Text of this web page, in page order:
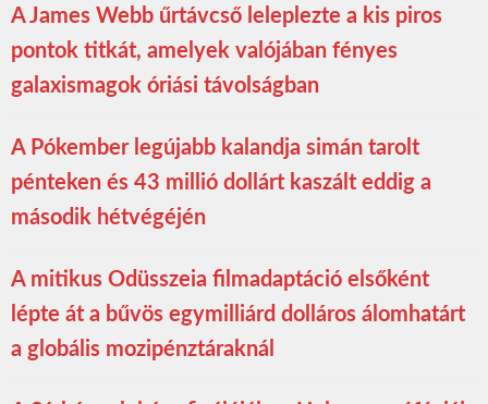
A James Webb űrtávcső leleplezte a kis piros
pontok titkát, amelyek valójában fényes
galaxismagok óriási távolságban
A Pókember legújabb kalandja simán tarolt
pénteken és 43 millió dollárt kaszált eddig a
második hétvégéjén
A mitikus Odüsszeia filmadaptáció elsőként
lépte át a bűvös egymilliárd dolláros álomhatárt
a globális mozipénztáraknál